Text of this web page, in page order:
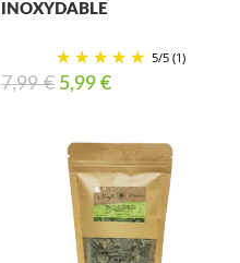
INOXYDABLE
5/5 (1)
7,99€ 5,99 €